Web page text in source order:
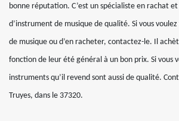
bonne réputation. C’est un spécialiste en rachat
d’instrument de musique de qualité. Si vous
de musique ou d’en racheter, contactez-le. Il
fonction de leur été général à un bon prix. Si vous
instruments qu’il revend sont aussi de qualité.
Truyes, dans le 37320.